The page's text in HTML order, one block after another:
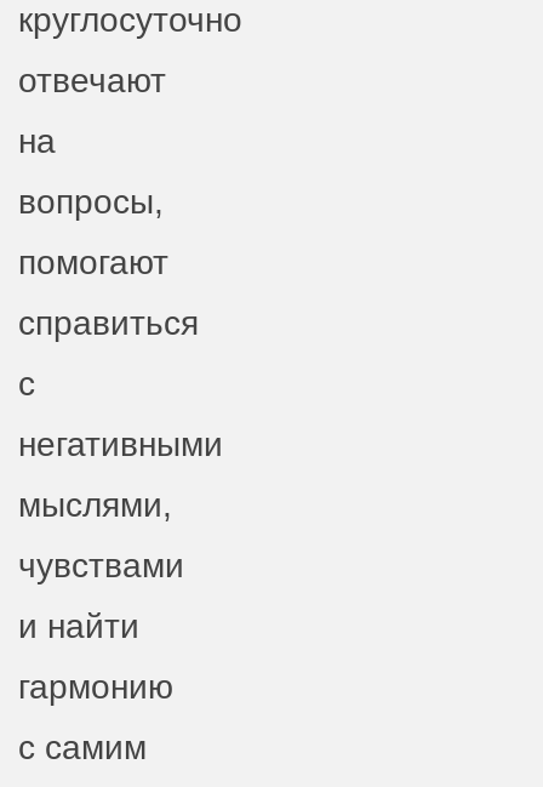
круглосуточно
отвечают
на
вопросы,
помогают
справиться
с
негативными
мыслями,
чувствами
и найти
гармонию
с самим